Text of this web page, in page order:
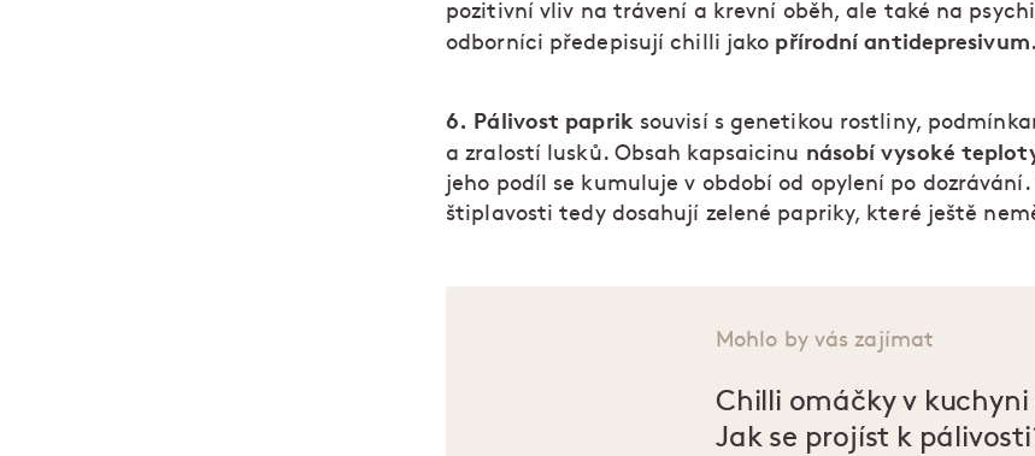
pozitivní vliv na trávení a krevní oběh, ale také na
odborníci předepisují chilli jako přírodní antidepresivum.
6. Pálivost paprik souvisí s genetikou rostliny,
a zralostí lusků. Obsah kapsaicinu násobí vysoké
jeho podíl se kumuluje v období od opylení po
štiplavosti tedy dosahují zelené papriky, které ještě
Mohlo by vás zajímat
Chilli omáčky v kuchyni
Jak se projíst k